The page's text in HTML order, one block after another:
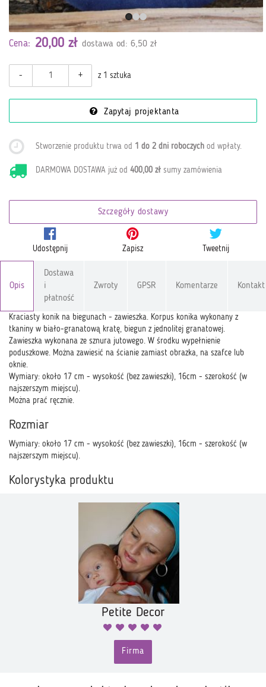
Cena: 20,00 zł dostawa od: 6,50 zł
- + z 1 sztuka
Zapytaj projektanta
Stworzenie produktu trwa od 1 do 2 dni roboczych od wpłaty.
DARMOWA DOSTAWA już od400,00 zł sumy zamówienia
Szczegóły dostawy
Udostępnij Zapisz Tweetnij
Opis
Dostawa
i
płatność
Zwroty GPSR Komentarze Kontakt
Kraciasty konik na biegunach - zawieszka. Korpus konika wykonany z
tkaniny w biało-granatową kratę, biegun z jednolitej granatowej.
Zawieszka wykonana ze sznura jutowego. W środku wypełnienie
poduszkowe. Można zawiesić na ścianie zamiast obrazka, na szafce lub
oknie.
Wymiary: około 17 cm - wysokość (bez zawieszki), 16cm - szerokość (w
najszerszym miejscu).
Można prać ręcznie.
Rozmiar
Wymiary: około 17 cm - wysokość (bez zawieszki), 16cm - szerokość (w
najszerszym miejscu).
Kolorystyka produktu
Petite Decor
Firma